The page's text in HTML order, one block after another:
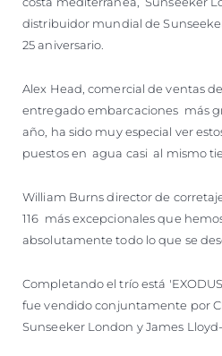
distribuidor mundial de
25 aniversario.
Alex Head, comercial de ventas
entregado embarcaciones más
año, ha sido muy especial ver
puestos en agua casi al mismo
William Burns director de
116 más excepcionales que
absolutamente todo lo que se
Completando el trío está
fue vendido conjuntamente por
Sunseeker London y James